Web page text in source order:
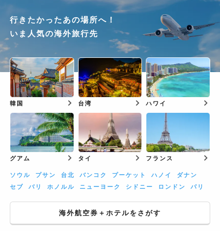
行きたかったあの場所へ！
いま人気の海外旅行先
韓国 台湾 ハワイ
グアム タイ フランス
ソウル プサン 台北 バンコク プーケット ハノイ
ダナン
セブ
バリ ホノルル ニューヨーク シドニー ロンドン パリ
海外航空券＋ホテルをさがす